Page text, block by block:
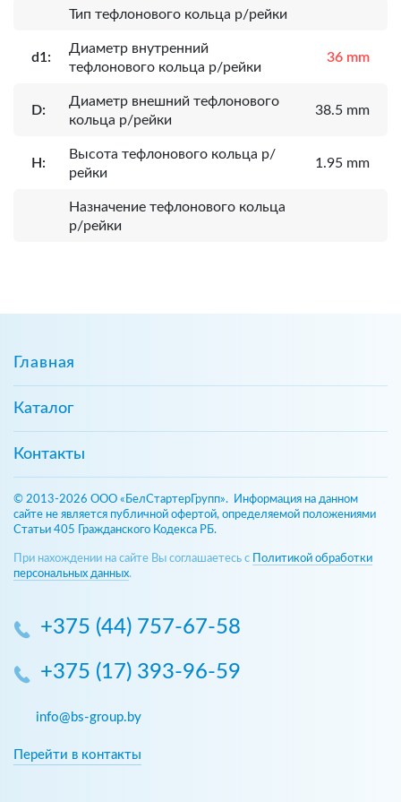
Тип тефлонового кольца р/рейки
d1:
Диаметр внутренний
тефлонового кольца р/рейки
36 mm
D:
Диаметр внешний тефлонового
кольца р/рейки
38.5 mm
H:
Высота тефлонового кольца р/
рейки
1.95 mm
Назначение тефлонового кольца
р/рейки
Главная
Каталог
Контакты
© 2013-2026 ООО «БелСтартерГрупп». Информация на данном
сайте не является публичной офертой, определяемой положениями
Статьи 405 Гражданского Кодекса РБ.
При нахождении на сайте Вы соглашаетесь с
Политикой обработки
персональных данных.
+375 (44) 757-67-58
+375 (17) 393-96-59
info@bs-group.by
Перейти в контакты